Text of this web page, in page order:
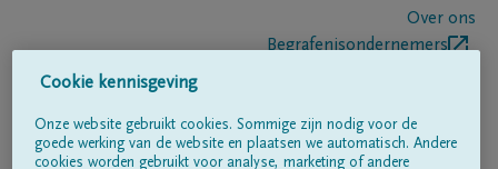
Over ons
Begrafenisondernemers
Volg ons op
Cookie kennisgeving
Onze website gebruikt cookies. Sommige zijn nodig voor de
goede werking van de website en plaatsen we automatisch. Andere
cookies worden gebruikt voor analyse, marketing of andere